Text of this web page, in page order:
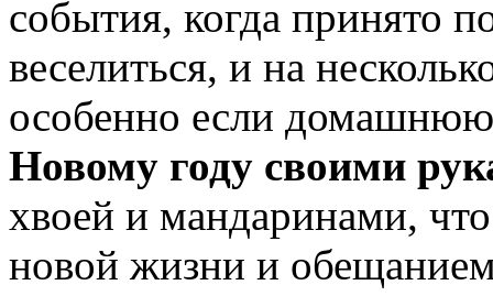
события, когда принято
веселиться, и на
особенно если
Новому году своими
хвоей и мандаринами,
новой жизни и